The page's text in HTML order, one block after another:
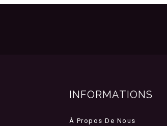
INFORMATIONS
À Propos De Nous